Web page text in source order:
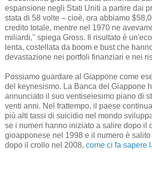
espansione negli Stati Uniti a partire dai
stata di 58 volte – cioè, ora abbiamo
credito totale, mentre nel 1970 ne
miliardi," spiega Gross. Il risultato è
lenta, costellata da boom e bust che
devastazione nei portfoli finanziari e nei
Possiamo guardare al Giappone come
del keynesismo. La Banca del Giappone
annunciato il suo ventiseiesimo piano di
venti anni. Nel frattempo, il paese
più alti tassi di suicidio nel mondo
se i numeri hanno iniziato a salire dopo il
gioapponese nel 1998 e il numero è
dopo il crollo nel 2008, come ci fa sapere